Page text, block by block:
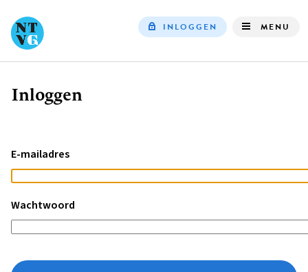
INLOGGEN MENU
Kruimelpad
Inloggen
E-mailadres
Wachtwoord